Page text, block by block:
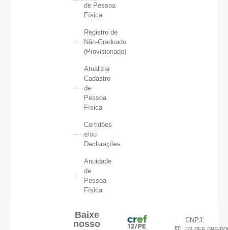
de Pessoa
Física
Registro de
Não-Graduado
(Provisionado)
Atualizar
Cadastro
de
Pessoa
Física
Certidões
e/ou
Declarações
Anuidade
de
Pessoa
Física
Baixe
nosso
CNPJ: